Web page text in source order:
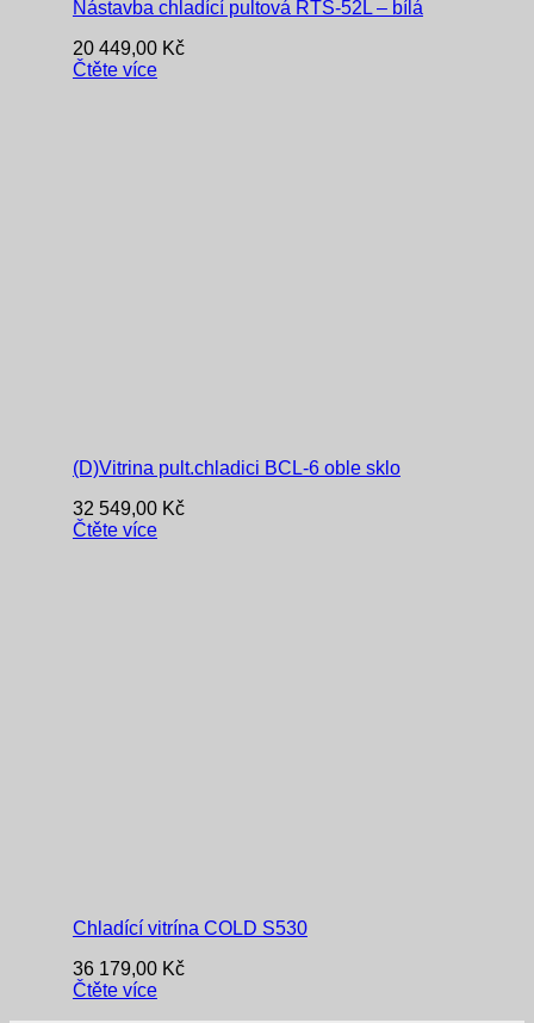
Nástavba chladící pultová RTS-52L – bílá
20 449,00 Kč
Čtěte více
(D)Vitrina pult.chladici BCL-6 oble sklo
32 549,00 Kč
Čtěte více
Chladící vitrína COLD S530
36 179,00 Kč
Čtěte více